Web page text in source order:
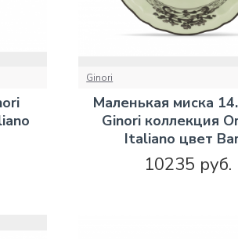
Ginori
Маленькая миска
Ginori коллекция
Italiano цвет
10235 руб.